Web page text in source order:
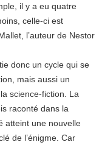
il y a eu quatre
celle-ci est
l’auteur de Nestor
donc un cycle qui se
mais aussi un
science-fiction. La
raconté dans la
atteint une nouvelle
de l’énigme. Car